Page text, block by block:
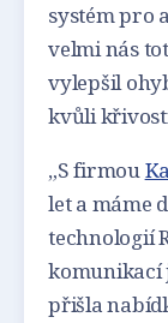
systém pro
velmi nás
vylepšil
kvůli
„S firmou
let a máme
technologií
komunikací
přišla